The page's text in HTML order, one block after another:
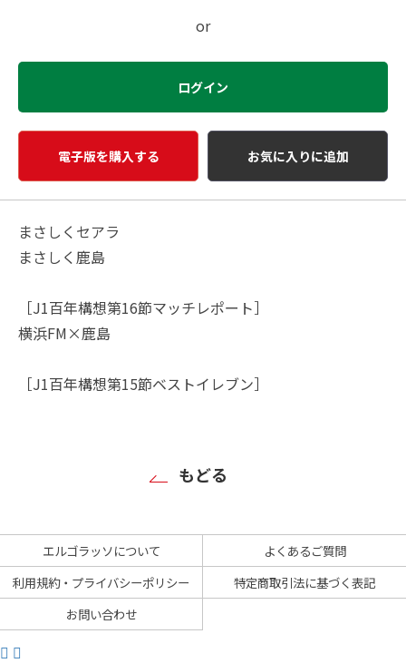
or
ログイン
電子版を購入する お気に入りに追加
まさしくセアラ
まさしく鹿島
［J1百年構想第16節マッチレポート］
横浜FM×鹿島
［J1百年構想第15節ベストイレブン］
もどる
エルゴラッソについて
よくあるご質問
利用規約・プライバシーポリシー
特定商取引法に基づく表記
お問い合わせ